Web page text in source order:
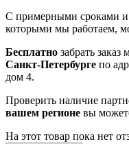
С примерными сроками и
которыми мы работаем,
Бесплатно забрать заказ
Санкт-Петербурге по
дом 4.
Проверить наличие
вашем регионе вы
На этот товар пока нет